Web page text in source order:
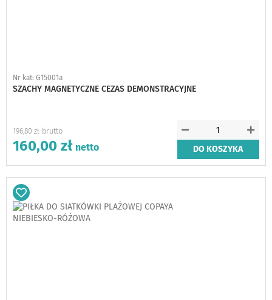
Nr kat: G15001a
SZACHY MAGNETYCZNE CEZAS DEMONSTRACYJNE
196,80 zł
160,00 zł DO KOSZYKA
Dodaj
schowka